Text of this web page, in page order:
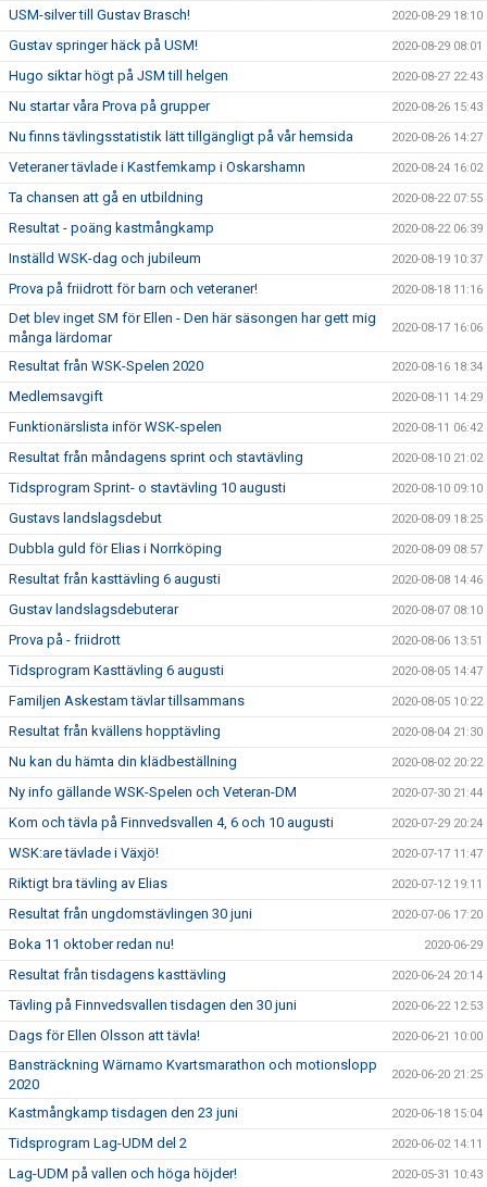
USM-silver till Gustav Brasch! 2020-08-29 18:10
Gustav springer häck på USM! 2020-08-29 08:01
Hugo siktar högt på JSM till helgen 2020-08-27 22:43
Nu startar våra Prova på grupper 2020-08-26 15:43
Nu finns tävlingsstatistik lätt tillgängligt på vår hemsida 2020-08-26 14:27
Veteraner tävlade i Kastfemkamp i Oskarshamn 2020-08-24 16:02
Ta chansen att gå en utbildning 2020-08-22 07:55
Resultat - poäng kastmångkamp 2020-08-22 06:39
Inställd WSK-dag och jubileum 2020-08-19 10:37
Prova på friidrott för barn och veteraner! 2020-08-18 11:16
Det blev inget SM för Ellen - Den här säsongen har gett mig
många lärdomar
2020-08-17 16:06
Resultat från WSK-Spelen 2020 2020-08-16 18:34
Medlemsavgift 2020-08-11 14:29
Funktionärslista inför WSK-spelen 2020-08-11 06:42
Resultat från måndagens sprint och stavtävling 2020-08-10 21:02
Tidsprogram Sprint- o stavtävling 10 augusti 2020-08-10 09:10
Gustavs landslagsdebut 2020-08-09 18:25
Dubbla guld för Elias i Norrköping 2020-08-09 08:57
Resultat från kasttävling 6 augusti 2020-08-08 14:46
Gustav landslagsdebuterar 2020-08-07 08:10
Prova på - friidrott 2020-08-06 13:51
Tidsprogram Kasttävling 6 augusti 2020-08-05 14:47
Familjen Askestam tävlar tillsammans 2020-08-05 10:22
Resultat från kvällens hopptävling 2020-08-04 21:30
Nu kan du hämta din klädbeställning 2020-08-02 20:22
Ny info gällande WSK-Spelen och Veteran-DM 2020-07-30 21:44
Kom och tävla på Finnvedsvallen 4, 6 och 10 augusti 2020-07-29 20:24
WSK:are tävlade i Växjö! 2020-07-17 11:47
Riktigt bra tävling av Elias 2020-07-12 19:11
Resultat från ungdomstävlingen 30 juni 2020-07-06 17:20
Boka 11 oktober redan nu! 2020-06-29
Resultat från tisdagens kasttävling 2020-06-24 20:14
Tävling på Finnvedsvallen tisdagen den 30 juni 2020-06-22 12:53
Dags för Ellen Olsson att tävla! 2020-06-21 10:00
Bansträckning Wärnamo Kvartsmarathon och motionslopp
2020
2020-06-20 21:25
Kastmångkamp tisdagen den 23 juni 2020-06-18 15:04
Tidsprogram Lag-UDM del 2 2020-06-02 14:11
Lag-UDM på vallen och höga höjder! 2020-05-31 10:43